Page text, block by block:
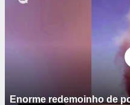
Enorme redemoinho de